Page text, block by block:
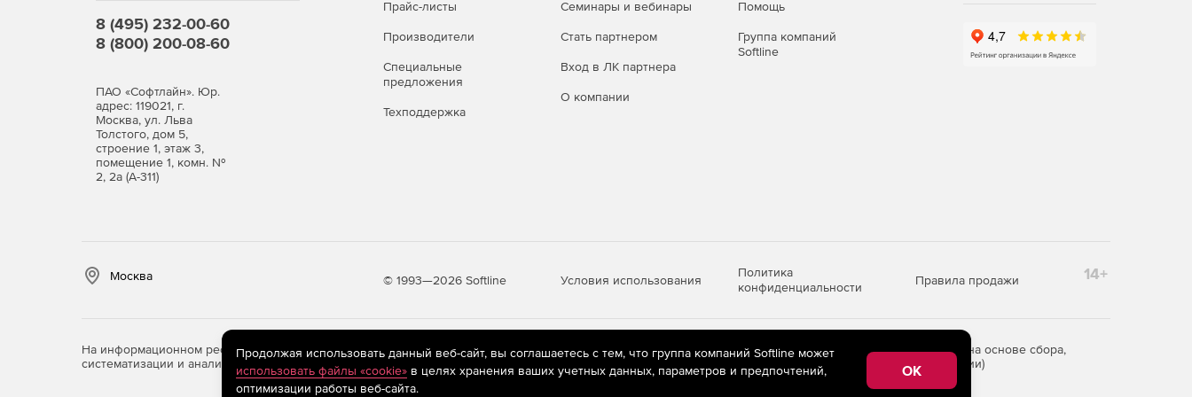
8 (495) 232-00-60
8 (800) 200-08-60
ПАО «Софтлайн». Юр.
адрес: 119021, г.
Москва, ул. Льва
Толстого, дом 5,
строение 1, этаж 3,
помещение 1, комн. №
2, 2а (А-311)
Прайс-листы
Производители
Специальные
предложения
Техподдержка
Семинары и вебинары
Стать партнером
Вход в ЛК партнера
О компании
Помощь
Группа компаний
Softline
Москва © 1993—2026 Softline Условия использования
Политика
конфиденциальности
Правила продажи 14+
На информационном ресурсе store.softline.ru применяютсярекомендательные технологии(информационные технологии предоставления информации на основе сбора,
систематизации и анализа сведений, относящихся к предпочтениям пользователей сети «Интернет», находящихся на территории Российской Федерации)
Продолжая использовать данный веб-сайт, вы соглашаетесь с тем, что группа компаний Softline может
использовать файлы «cookie»в целях хранения ваших учетных данных, параметров и предпочтений,
оптимизации работы веб-сайта.
OK